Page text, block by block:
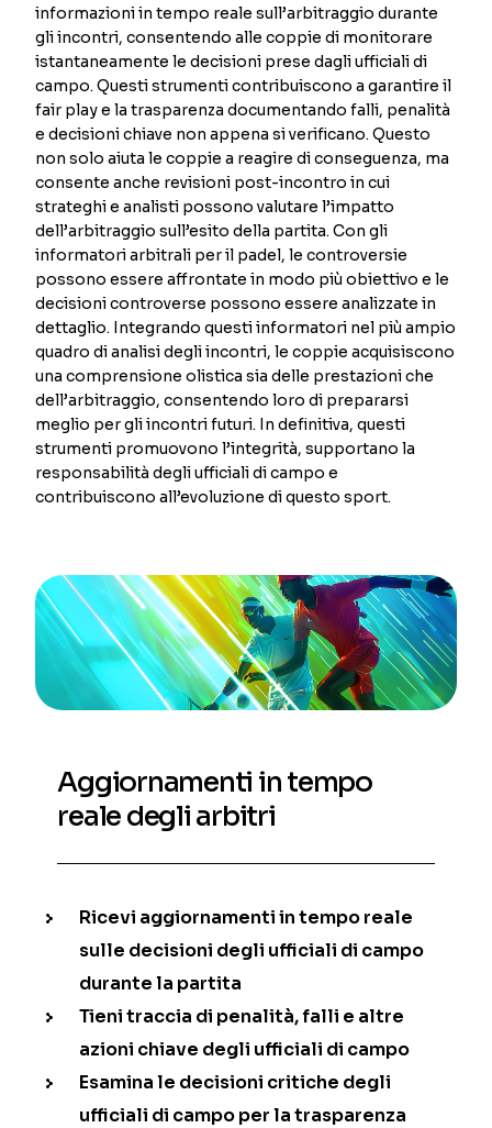
informazioni in tempo reale sull’arbitraggio durante
gli incontri, consentendo alle coppie di monitorare
istantaneamente le decisioni prese dagli ufficiali di
campo. Questi strumenti contribuiscono a garantire il
fair play e la trasparenza documentando falli, penalità
e decisioni chiave non appena si verificano. Questo
non solo aiuta le coppie a reagire di conseguenza, ma
consente anche revisioni post-incontro in cui
strateghi e analisti possono valutare l’impatto
dell’arbitraggio sull’esito della partita. Con gli
informatori arbitrali per il padel, le controversie
possono essere affrontate in modo più obiettivo e le
decisioni controverse possono essere analizzate in
dettaglio. Integrando questi informatori nel più ampio
quadro di analisi degli incontri, le coppie acquisiscono
una comprensione olistica sia delle prestazioni che
dell’arbitraggio, consentendo loro di prepararsi
meglio per gli incontri futuri. In definitiva, questi
strumenti promuovono l’integrità, supportano la
responsabilità degli ufficiali di campo e
contribuiscono all’evoluzione di questo sport.
Aggiornamenti in tempo
reale degli arbitri
Ricevi aggiornamenti in tempo reale
sulle decisioni degli ufficiali di campo
durante la partita
Tieni traccia di penalità, falli e altre
azioni chiave degli ufficiali di campo
Esamina le decisioni critiche degli
ufficiali di campo per la trasparenza